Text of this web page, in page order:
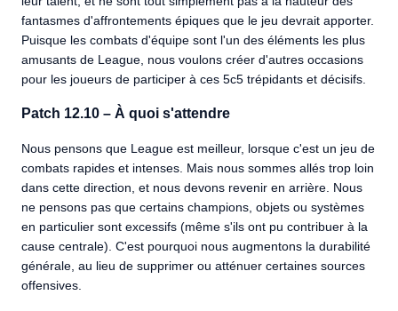
fantasmes d'affrontements épiques que le jeu devrait apporter.
Puisque les combats d'équipe sont l'un des éléments les plus
amusants de League, nous voulons créer d'autres occasions
pour les joueurs de participer à ces 5c5 trépidants et décisifs.
Patch 12.10 – À quoi s'attendre
Nous pensons que League est meilleur, lorsque c'est un jeu de
combats rapides et intenses. Mais nous sommes allés trop loin
dans cette direction, et nous devons revenir en arrière. Nous
ne pensons pas que certains champions, objets ou systèmes
en particulier sont excessifs (même s'ils ont pu contribuer à la
cause centrale). C'est pourquoi nous augmentons la durabilité
générale, au lieu de supprimer ou atténuer certaines sources
offensives.